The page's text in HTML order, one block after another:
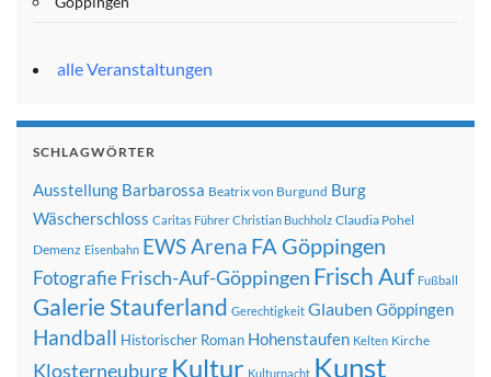
alle Veranstaltungen
SCHLAGWÖRTER
Ausstellung Barbarossa Beatrix von Burgund Burg
Wäscherschloss Caritas Führer Christian Buchholz Claudia Pohel
Demenz Eisenbahn EWS Arena FA Göppingen
FotografieFrisch-Auf-Göppingen Frisch Auf Fußball
Galerie Stauferland Gerechtigkeit Glauben Göppingen
Handball Historischer Roman Hohenstaufen Kelten Kirche
Klosterneuburg Kultur Kulturnacht Kunst